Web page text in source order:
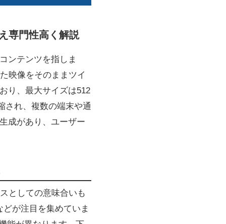
専門性高く解説
ンテンツを指しま
映像をそのままツイ
り、最大サイズは512
され、複数の端末や通
成があり、ユーザー
としての意味合いも
が注目を集めていま